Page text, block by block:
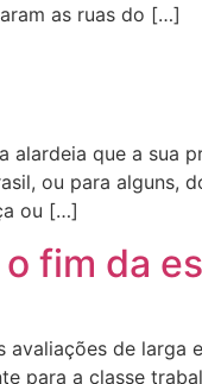
as ruas do […]
que a sua
ou para alguns,
ou […]
fim da
de larga
para a classe